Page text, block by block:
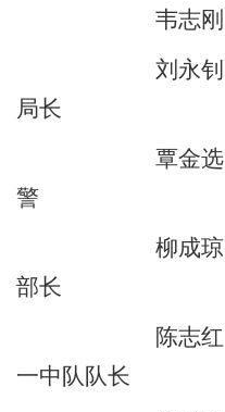
韦志刚
刘永钊
局长
覃金选
警
柳成琼
部长
陈志红
一中队 队长